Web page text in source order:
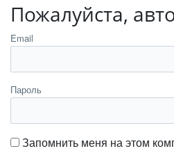
Пожалуйста,
Email
Пароль
Запомнить меня на этом